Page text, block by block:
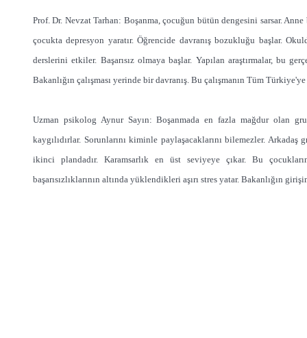
Prof. Dr. Nevzat Tarhan: Boşanma, çocuğun bütün dengesini sarsar.
çocukta depresyon yaratır. Öğrencide davranış bozukluğu başlar.
derslerini etkiler. Başarısız olmaya başlar. Yapılan araştırmalar, bu
Bakanlığın çalışması yerinde bir davranış. Bu çalışmanın Tüm
Uzman psikolog Aynur Sayın: Boşanmada en fazla mağdur olan
kaygılıdırlar. Sorunlarını kiminle paylaşacaklarını bilemezler.
ikinci plandadır. Karamsarlık en üst seviyeye çıkar. Bu
başarısızlıklarının altında yüklendikleri aşırı stres yatar. Bakanlığın